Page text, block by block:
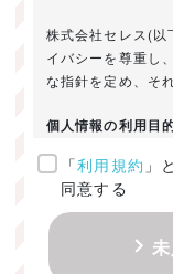
株式会社セレス(以
イバシーを尊重し
な指針を定め、そ
個人情報の利用目
ご提供いただきま
たします。
・お問い合わせに
・当社のお客様向
「利用規約 」
同意する